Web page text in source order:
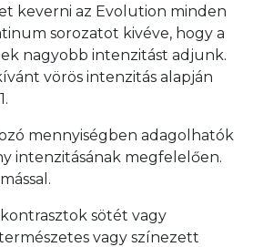
keverni az Evolution minden
sorozatot kivéve, hogy a
nagyobb intenzitást adjunk.
vörös intenzitás alapján
mennyiségben adagolhatók
intenzitásának megfelelően.
sötét vagy
vagy színezett